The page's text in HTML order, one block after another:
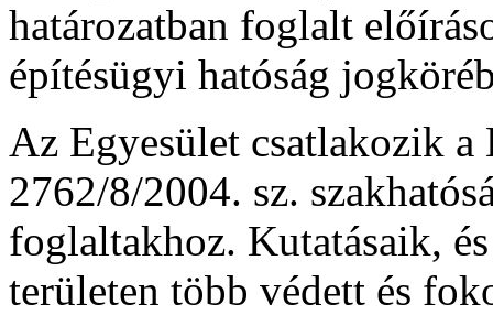
határozatban foglalt
építésügyi hatóság
Az Egyesület csatlakozik
2762/8/2004. sz.
foglaltakhoz. Kutatásaik,
területen több védett és